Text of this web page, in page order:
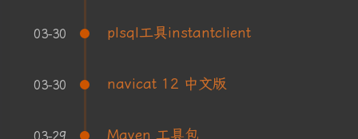
03-30 plsql工具instantclient
03-30 navicat 12 中文版
Maven 工具包